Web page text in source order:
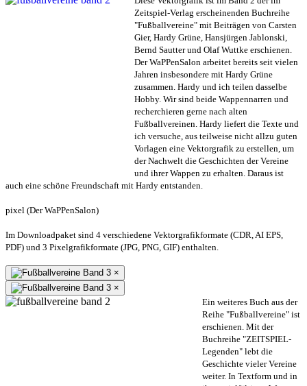
Zeitspiel-Verlag erscheinenden Buchreihe
"Fußballvereine" mit Beiträgen von Carsten
Gier, Hardy Grüne, Hansjürgen Jablonski,
Bernd Sautter und Olaf Wuttke erschienen.
Der WaPPenSalon arbeitet bereits seit vielen
Jahren insbesondere mit Hardy Grüne
zusammen. Hardy und ich teilen dasselbe
Hobby. Wir sind beide Wappennarren und
recherchieren gerne nach alten
Fußballvereinen. Hardy liefert die Texte und
ich versuche, aus teilweise nicht allzu guten
Vorlagen eine Vektorgrafik zu erstellen, um
der Nachwelt die Geschichten der Vereine
und ihrer Wappen zu erhalten. Daraus ist
auch eine schöne Freundschaft mit Hardy entstanden.
pixel (Der WaPPenSalon)
Im Downloadpaket sind 4 verschiedene Vektorgrafikformate (CDR, AI EPS,
PDF) und 3 Pixelgrafikformate (JPG, PNG, GIF) enthalten.
×
×
Ein weiteres Buch aus der
Reihe "Fußballvereine" ist
erschienen. Mit der
Buchreihe "ZEITSPIEL-
Legenden" lebt die
Geschichte vieler Vereine
weiter. In Textform und in